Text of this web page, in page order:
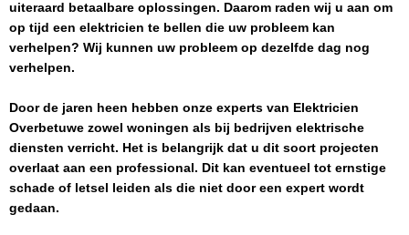
uiteraard betaalbare oplossingen. Daarom raden wij u aan om
op tijd een elektricien te bellen die uw probleem kan
verhelpen? Wij kunnen uw probleem op dezelfde dag nog
verhelpen.
Door de jaren heen hebben onze experts van Elektricien
Overbetuwe zowel woningen als bij bedrijven elektrische
diensten verricht. Het is belangrijk dat u dit soort projecten
overlaat aan een professional. Dit kan eventueel tot ernstige
schade of letsel leiden als die niet door een expert wordt
gedaan.